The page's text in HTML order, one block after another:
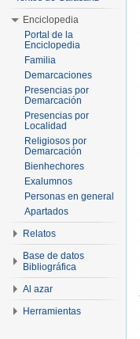
Enciclopedia
Portal de la
Enciclopedia
Familia
Demarcaciones
Presencias por
Demarcación
Presencias por
Localidad
Religiosos por
Demarcación
Bienhechores
Exalumnos
Personas en general
Apartados
Relatos
Base de datos
Bibliográfica
Al azar
Herramientas